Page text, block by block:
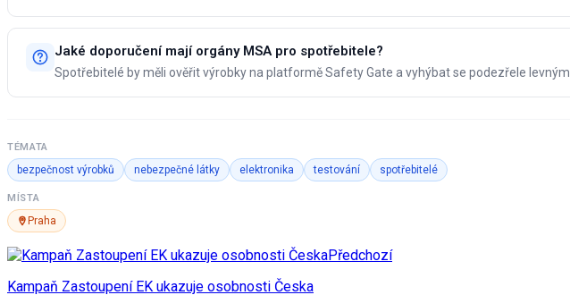
Jaké doporučení mají orgány MSA pro spotřebitele?
Spotřebitelé by měli ověřit výrobky na platformě Safety Gate a vyhýbat se podezřele levným
TÉMATA
bezpečnost výrobků nebezpečné látky elektronika testování spotřebitelé
MÍSTA
Praha
Předchozí
Kampaň Zastoupení EK ukazuje osobnosti Česka